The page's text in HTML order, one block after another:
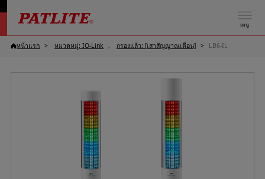
เมนู
หน้าแรก หมวดหมู่: IO-Link กรองแล้ว: [เสาสัญญาณเตือน] LB6-IL